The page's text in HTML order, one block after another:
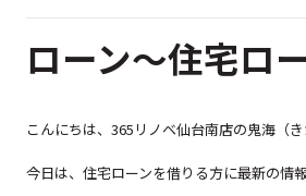
ローン～住宅ロ
こんにちは、365リノベ仙台南店の鬼海（き
今日は、住宅ローンを借りる方に最新の情